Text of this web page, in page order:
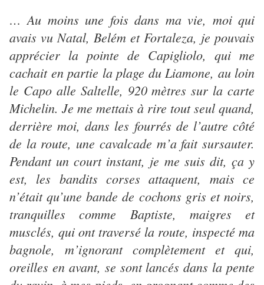
… Au moins une fois dans ma vie, moi qui
avais vu Natal, Belém et Fortaleza, je pouvais
apprécier la pointe de Capigliolo, qui me
cachait en partie la plage du Liamone, au loin
le Capo alle Saltelle, 920 mètres sur la carte
Michelin. Je me mettais à rire tout seul quand,
derrière moi, dans les fourrés de l’autre côté
de la route, une cavalcade m’a fait sursauter.
Pendant un court instant, je me suis dit, ça y
est, les bandits corses attaquent, mais ce
n’était qu’une bande de cochons gris et noirs,
tranquilles comme Baptiste, maigres et
musclés, qui ont traversé la route, inspecté ma
bagnole, m’ignorant complètement et qui,
oreilles en avant, se sont lancés dans la pente